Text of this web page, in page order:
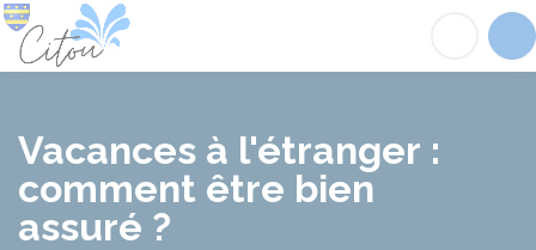
Vacances à l'étranger :
comment être bien
assuré ?